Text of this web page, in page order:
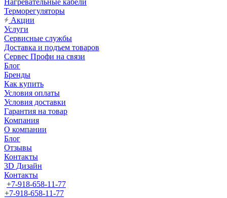
Нагревательные кабели
Терморегуляторы
Акции
Услуги
Сервисные службы
Доставка и подъем товаров
Сервес Профи на связи
Блог
Бренды
Как купить
Условия оплаты
Условия доставки
Гарантия на товар
Компания
О компании
Блог
Отзывы
Контакты
3D Дизайн
Контакты
+7-918-658-11-77
+7-918-658-11-77